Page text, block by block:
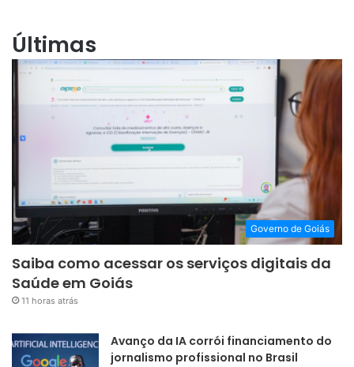
Últimas
Governo de Goiás
Saiba como acessar os serviços digitais da
Saúde em Goiás
11 horas atrás
Avanço da IA corrói financiamento do
jornalismo profissional no Brasil